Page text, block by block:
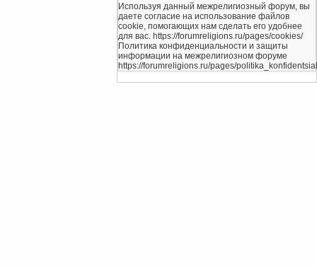
Используя данный межрелигиозный форум, вы
даете согласие на использование файлов
cookie, помогающих нам сделать его удобнее
для вас. https://forumreligions.ru/pages/cookies/
Политика конфиденциальности и защиты
информации на межрелигиозном форуме
https://forumreligions.ru/pages/